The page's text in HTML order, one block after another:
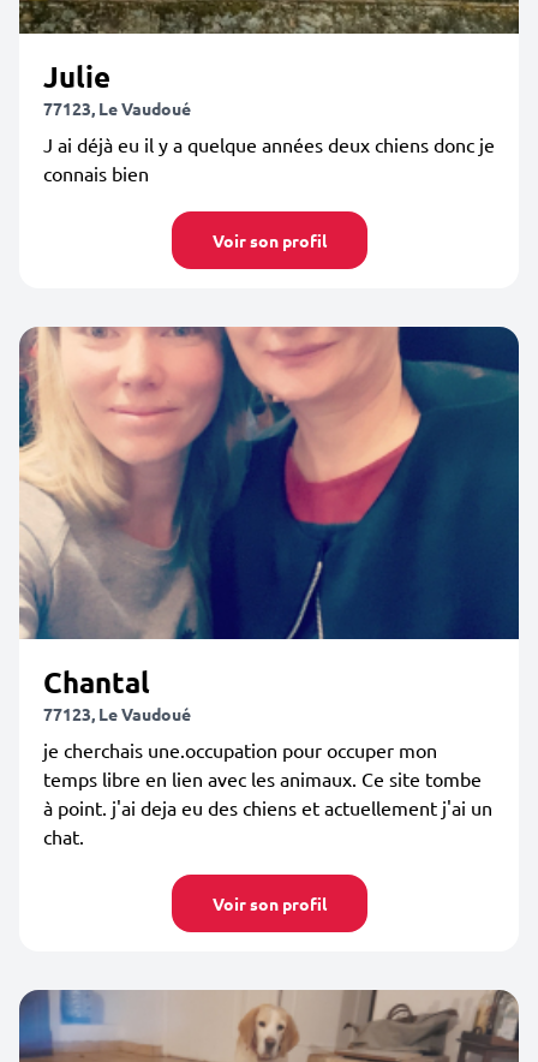
Julie
77123, Le Vaudoué
J ai déjà eu il y a quelque années deux chiens donc je
connais bien
Voir son profil
Chantal
77123, Le Vaudoué
je cherchais une.occupation pour occuper mon
temps libre en lien avec les animaux. Ce site tombe
à point. j'ai deja eu des chiens et actuellement j'ai un
chat.
Voir son profil